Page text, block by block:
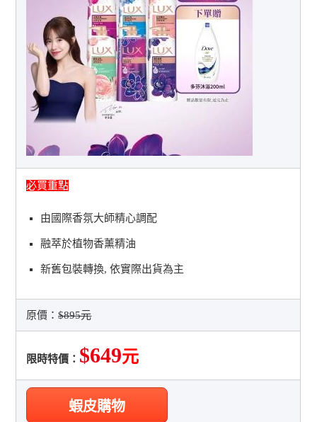
必買重點
由國際香氛大師精心調配
融萃於植物香薰精油
新舊包裝轉換, 依實際出貨為主
原價：$895元
限時特價： $649元
蝦皮購物